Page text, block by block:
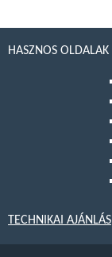
HASZNOS OLDALAK
TECHNIKAI AJÁNLÁS